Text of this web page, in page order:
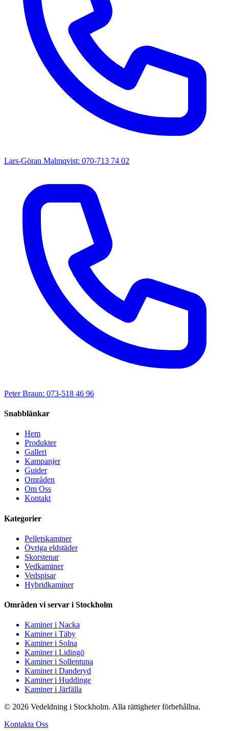
Lars-Göran Malmqvist: 070-713 74 02
Peter Braun: 073-518 46 96
Snabblänkar
Hem
Produkter
Galleri
Kampanjer
Guider
Områden
Om Oss
Kontakt
Kategorier
Pelletskaminer
Övriga eldstäder
Skorstenar
Vedkaminer
Vedspisar
Hybridkaminer
Områden vi servar i Stockholm
Kaminer i Nacka
Kaminer i Täby
Kaminer i Solna
Kaminer i Lidingö
Kaminer i Sollentuna
Kaminer i Danderyd
Kaminer i Huddinge
Kaminer i Järfälla
© 2026 Vedeldning i Stockholm. Alla rättigheter förbehållna.
Kontakta Oss